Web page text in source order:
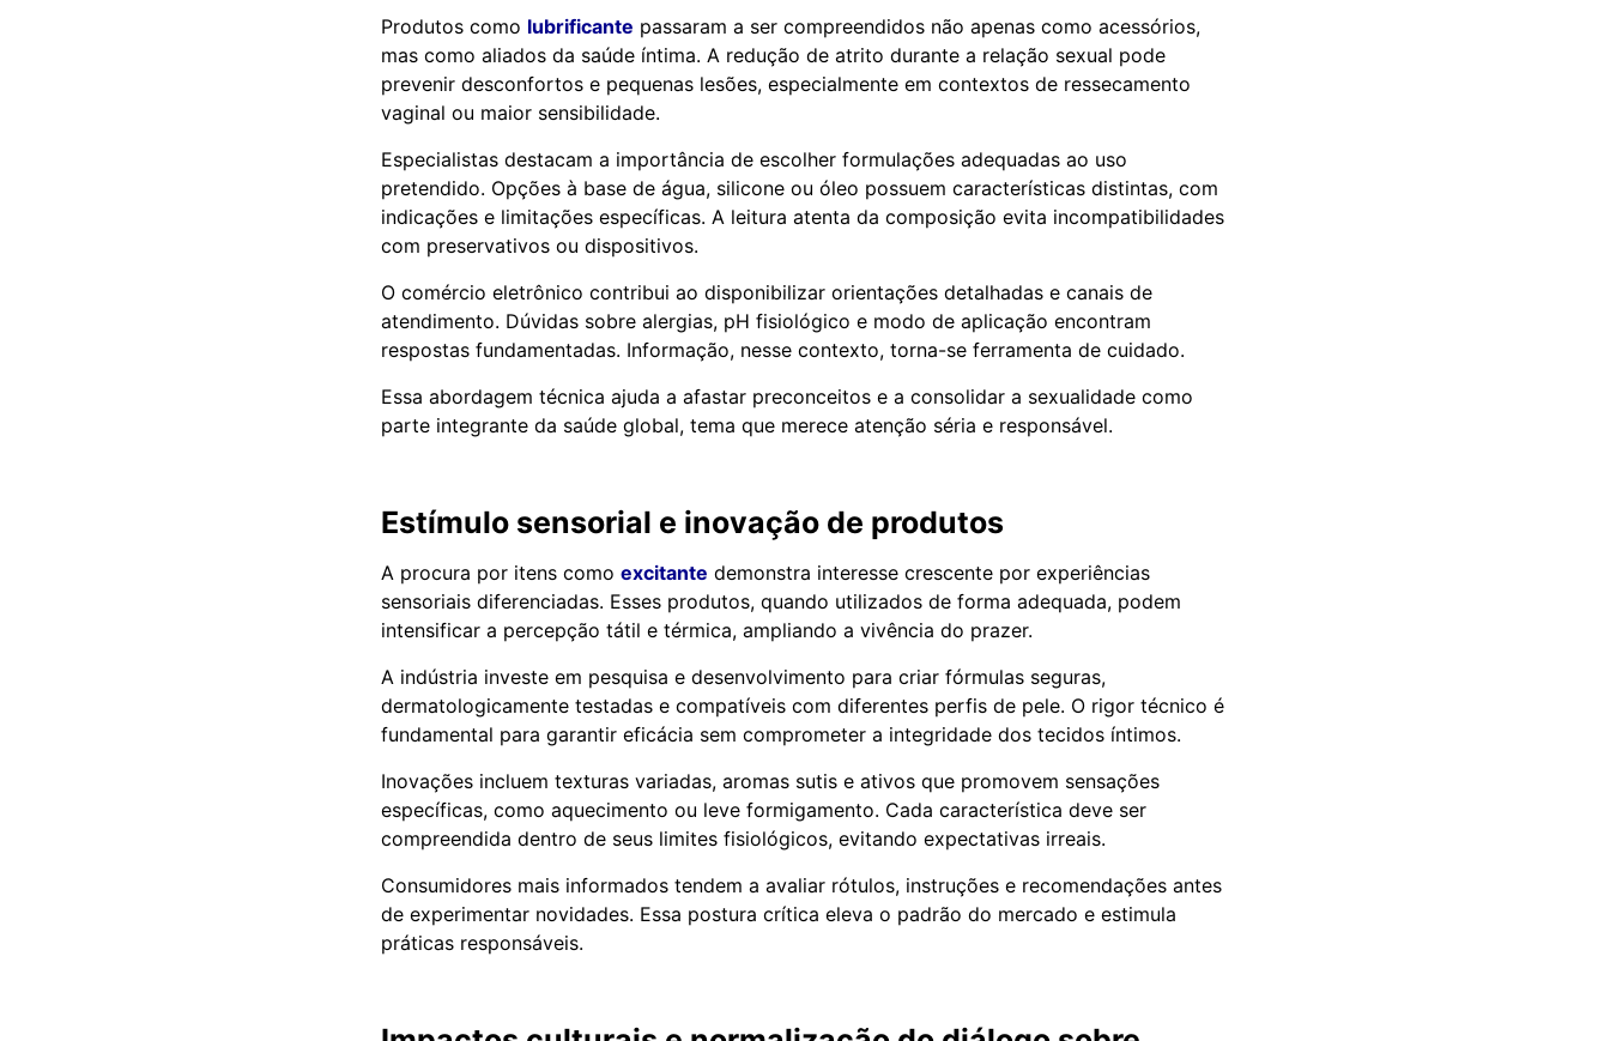
Produtos como lubrificante passaram a ser compreendidos não apenas como acessórios,
mas como aliados da saúde íntima. A redução de atrito durante a relação sexual pode
prevenir desconfortos e pequenas lesões, especialmente em contextos de ressecamento
vaginal ou maior sensibilidade.
Especialistas destacam a importância de escolher formulações adequadas ao uso
pretendido. Opções à base de água, silicone ou óleo possuem características distintas, com
indicações e limitações específicas. A leitura atenta da composição evita incompatibilidades
com preservativos ou dispositivos.
O comércio eletrônico contribui ao disponibilizar orientações detalhadas e canais de
atendimento. Dúvidas sobre alergias, pH fisiológico e modo de aplicação encontram
respostas fundamentadas. Informação, nesse contexto, torna-se ferramenta de cuidado.
Essa abordagem técnica ajuda a afastar preconceitos e a consolidar a sexualidade como
parte integrante da saúde global, tema que merece atenção séria e responsável.
Estímulo sensorial e inovação de produtos
A procura por itens como excitante demonstra interesse crescente por experiências
sensoriais diferenciadas. Esses produtos, quando utilizados de forma adequada, podem
intensificar a percepção tátil e térmica, ampliando a vivência do prazer.
A indústria investe em pesquisa e desenvolvimento para criar fórmulas seguras,
dermatologicamente testadas e compatíveis com diferentes perfis de pele. O rigor técnico é
fundamental para garantir eficácia sem comprometer a integridade dos tecidos íntimos.
Inovações incluem texturas variadas, aromas sutis e ativos que promovem sensações
específicas, como aquecimento ou leve formigamento. Cada característica deve ser
compreendida dentro de seus limites fisiológicos, evitando expectativas irreais.
Consumidores mais informados tendem a avaliar rótulos, instruções e recomendações antes
de experimentar novidades. Essa postura crítica eleva o padrão do mercado e estimula
práticas responsáveis.